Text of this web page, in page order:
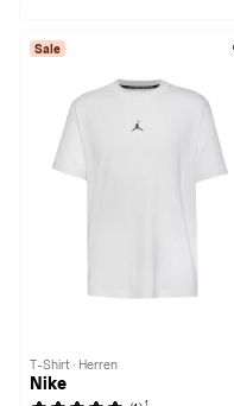
Sale
T-Shirt · Herren
Nike
1